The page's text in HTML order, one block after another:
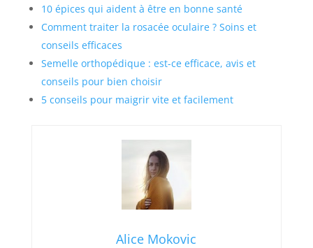
10 épices qui aident à être en bonne santé
Comment traiter la rosacée oculaire ? Soins et
conseils efficaces
Semelle orthopédique : est-ce efficace, avis et
conseils pour bien choisir
5 conseils pour maigrir vite et facilement
Alice Mokovic